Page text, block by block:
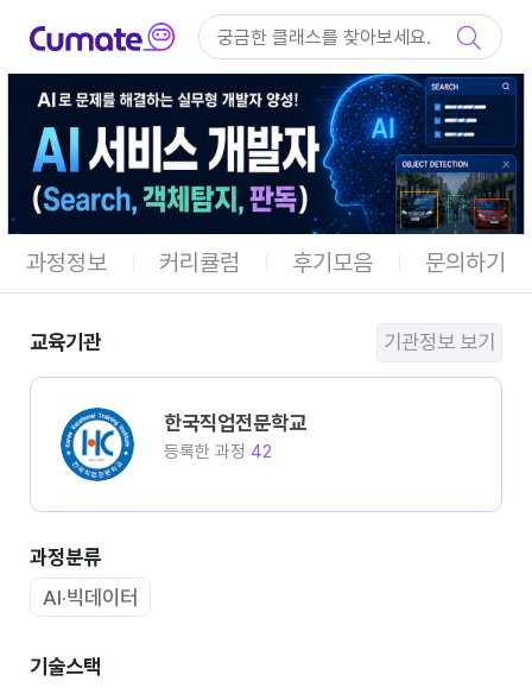
메인 메뉴 바로가기
과정정보 커리큘럼 후기모음 문의하기
교육기관 기관정보 보기
한국직업전문학교
등록한 과정 42
과정분류
AI·빅데이터
기술스택